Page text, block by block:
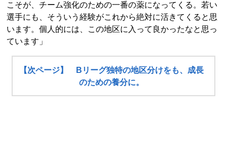
こそが、チーム強化のための一番の薬になってくる。若い
選手にも、そういう経験がこれから絶対に活きてくると思
います。個人的には、この地区に入って良かったなと思っ
ています」
【次ページ】 Bリーグ独特の地区分けをも、成長
のための養分に。